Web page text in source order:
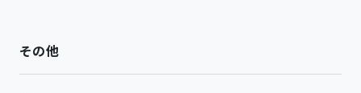
その他